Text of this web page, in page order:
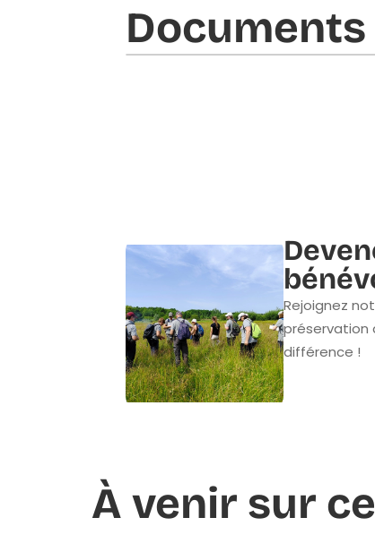
Documents​
Rejoignez
préservation
différence !
À venir sur